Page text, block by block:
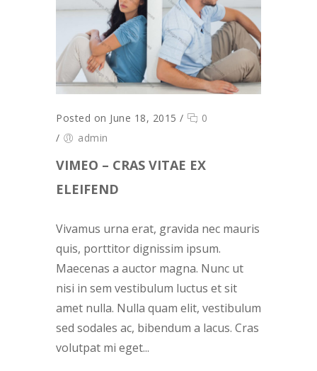
Posted on June 18, 2015 /
0
/
admin
VIMEO – CRAS VITAE EX
ELEIFEND
Vivamus urna erat, gravida nec mauris
quis, porttitor dignissim ipsum.
Maecenas a auctor magna. Nunc ut
nisi in sem vestibulum luctus et sit
amet nulla. Nulla quam elit, vestibulum
sed sodales ac, bibendum a lacus. Cras
volutpat mi eget...